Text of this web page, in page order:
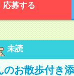
応募する
未読
のお散歩付き